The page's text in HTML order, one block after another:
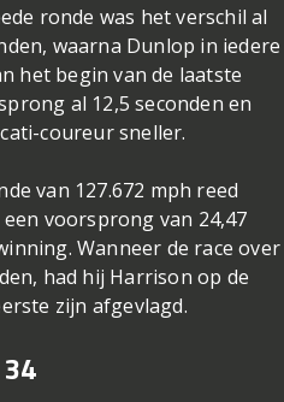
ronde was het verschil al
waarna Dunlop in iedere
het begin van de laatste
al 12,5 seconden en
coureur sneller.
van 127.672 mph reed
voorsprong van 24,47
Wanneer de race over
had hij Harrison op de
zijn afgevlagd.